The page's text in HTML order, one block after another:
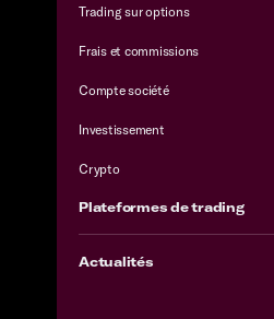
Trading sur options
Frais et commissions
Compte société
Investissement
Crypto
Plateformes de trading
Actualités